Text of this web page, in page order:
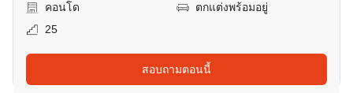
คอนโด
ตกแต่งพร้อมอยู่
25
สอบถามตอนนี้